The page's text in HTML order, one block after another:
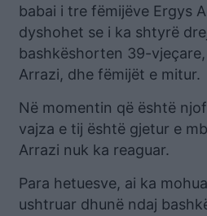
babai i tre fëmijëve Ergys
dyshohet se i ka shtyrë
bashkëshorten 39-
Arrazi, dhe fëmijët e mitur.
Në momentin që është
vajza e tij është gjetur e
Arrazi nuk ka reaguar.
Para hetuesve, ai ka
ushtruar dhunë ndaj